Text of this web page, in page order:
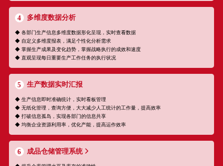
4 多维度数据分析
◆ 各部门生产信息多维度数据形化呈现，实时查看数据
◆ 自定义多维度报表，满足个性化分析需求
◆ 掌握生产成果及变化趋势，掌握战略执行的成效和速度
◆ 直观呈现每日重要生产工作任务的执行状况
5 生产数据实时汇报
◆ 生产信息即时准确统计，实时看板管理
◆ 无纸化管理，查询方便，大大减少人工统计的工作量，提高效率
◆ 打破信息孤岛，实现各部门的信息共享
◆ 均衡企业资源利用率，优化产能，提高运作效率
6 成品仓储管理系统